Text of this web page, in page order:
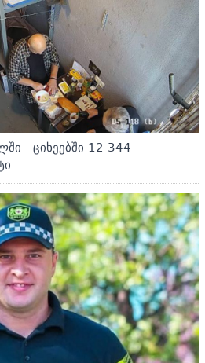
- ციხეებში 12 344